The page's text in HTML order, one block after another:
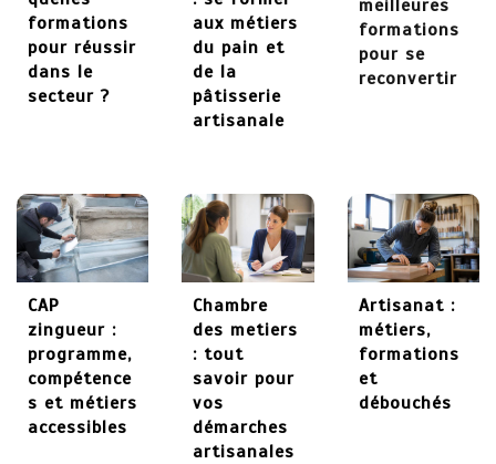
27 mai 2026
formations
pour réussir
dans le
secteur ?
aux métiers
du pain et
de la
pâtisserie
artisanale
meilleures
formations
pour se
reconvertir
CAP
zingueur :
programme,
compétence
s et métiers
accessibles
Chambre
des metiers
: tout
savoir pour
vos
démarches
artisanales
Artisanat :
métiers,
formations
et
débouchés